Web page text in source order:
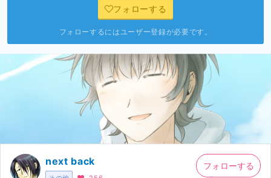
フォローする
フォローするにはユーザー登録が必要です。
next back フォローする